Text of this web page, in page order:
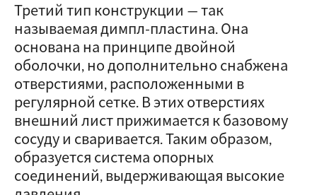
Третий тип конструкции — так
называемая димпл-пластина. Она
основана на принципе двойной
оболочки, но дополнительно снабжена
отверстиями, расположенными в
регулярной сетке. В этих отверстиях
внешний лист прижимается к базовому
сосуду и сваривается. Таким образом,
образуется система опорных
соединений, выдерживающая высокие